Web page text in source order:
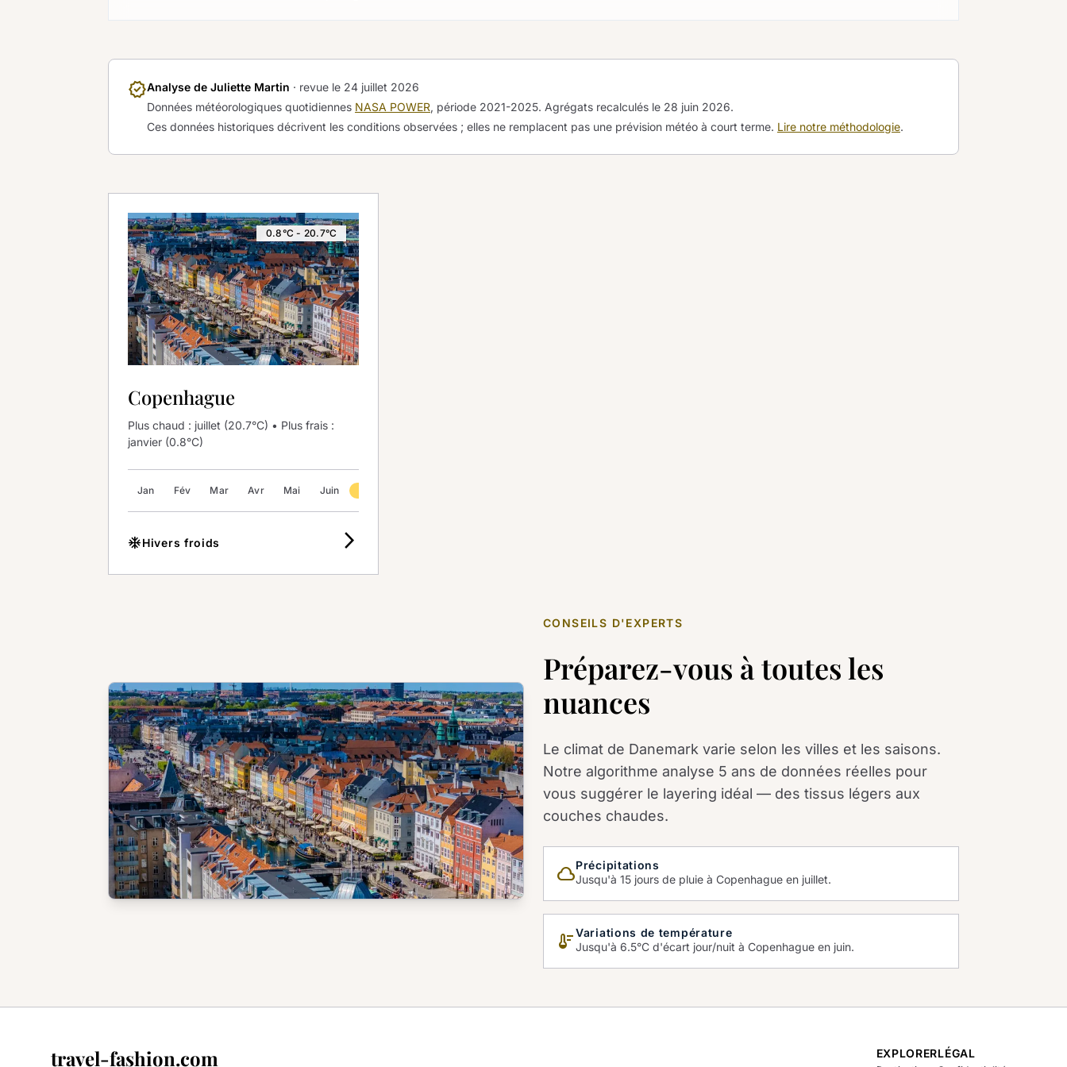
verifiedAnalyse de Juliette Martin · revue le 24 juillet 2026
Données météorologiques quotidiennes NASA POWER, période 2021-2025. Agrégats recalculés le 28 juin 2026.
Ces données historiques décrivent les conditions observées ; elles ne remplacent pas une prévision météo à court terme. Lire notre méthodologie.
0.8°C - 20.7°C
Copenhague
Plus chaud : juillet (20.7°C) • Plus frais :
janvier (0.8°C)
Jan Fév Mar Avr Mai Juin
ac_unitHivers froids arrow_forward_ios
CONSEILS D'EXPERTS
Préparez-vous à toutes les
nuances
Le climat de Danemark varie selon les villes et les saisons.
Notre algorithme analyse 5 ans de données réelles pour
vous suggérer le layering idéal — des tissus légers aux
couches chaudes.
cloud_queuePrécipitations
Jusqu'à 15 jours de pluie à Copenhague en juillet.
thermostatVariations de température
Jusqu'à 6.5°C d'écart jour/nuit à Copenhague en juin.
travel-fashion.com EXPLORERLÉGAL